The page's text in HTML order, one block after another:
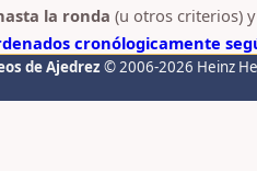
la ronda (u otros criterios)
cronólogicamente
de Ajedrez © 2006-2026 Heinz